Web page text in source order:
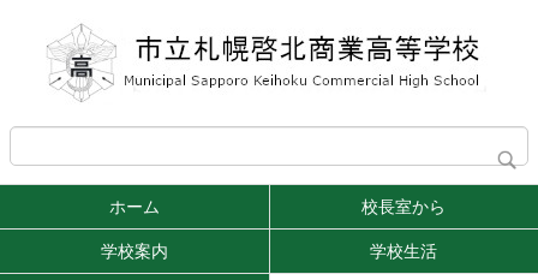
ホーム 校長室から
学校案内 学校生活